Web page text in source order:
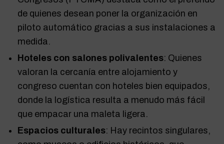
de quienes desean poner la organización en
piloto automático gracias a sus instalaciones a
medida.
Hoteles con salones polivalentes: Quienes
valoran la cercanía entre alojamiento y
congreso cuentan con hoteles bien equipados,
donde la logística resulta a menudo más fácil
que empacar una maleta ligera.
Espacios culturales: Hay recintos singulares,